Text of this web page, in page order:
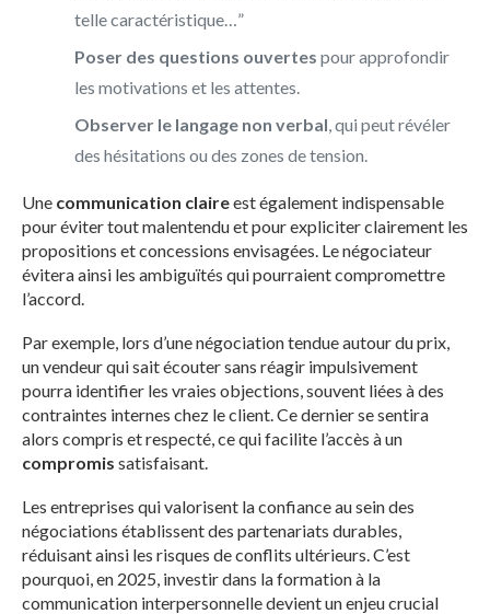
telle caractéristique…”
Poser des questions ouvertes pour approfondir
les motivations et les attentes.
Observer le langage non verbal, qui peut révéler
des hésitations ou des zones de tension.
Une communication claireest également indispensable
pour éviter tout malentendu et pour expliciter clairement les
propositions et concessions envisagées. Le négociateur
évitera ainsi les ambiguïtés qui pourraient compromettre
l’accord.
Par exemple, lors d’une négociation tendue autour du prix,
un vendeur qui sait écouter sans réagir impulsivement
pourra identifier les vraies objections, souvent liées à des
contraintes internes chez le client. Ce dernier se sentira
alors compris et respecté, ce qui facilite l’accès à un
compromis satisfaisant.
Les entreprises qui valorisent la confiance au sein des
négociations établissent des partenariats durables,
réduisant ainsi les risques de conflits ultérieurs. C’est
pourquoi, en 2025, investir dans la formation à la
communication interpersonnelle devient un enjeu crucial